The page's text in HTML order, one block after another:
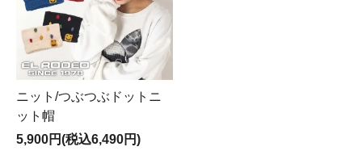
ニット/つぶつぶドットニ
ット帽
5,900円(税込6,490円)